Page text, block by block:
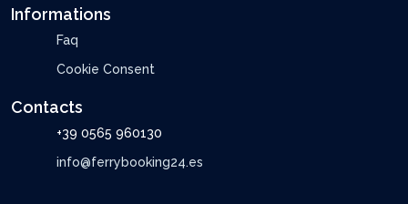
Informations
Faq
Cookie Consent
Contacts
+39 0565 960130
info@ferrybooking24.es